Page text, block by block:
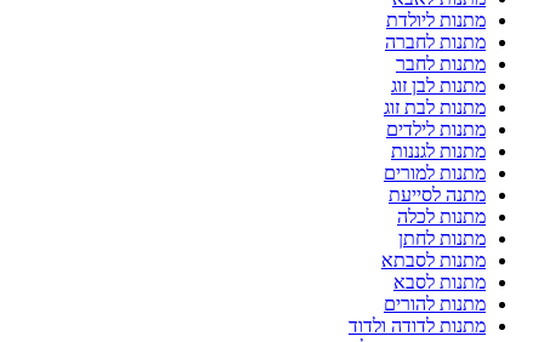
מתנות ליולדת
מתנות לחברה
מתנות לחבר
מתנות לבן זוג
מתנות לבת זוג
מתנות לילדים
מתנות לגננות
מתנות למורים
מתנה לסייעת
מתנות לכלה
מתנות לחתן
מתנות לסבתא
מתנות לסבא
מתנות להורים
מתנות לדודה ולדוד